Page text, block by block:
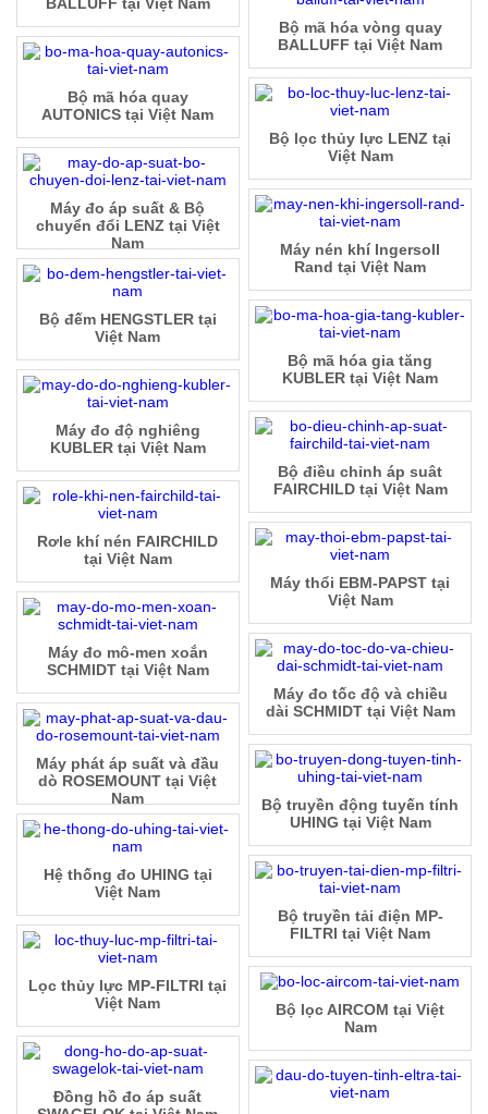
Bộ mã hóa vòng quay
BALLUFF tại Việt Nam
Bộ mã hóa quay
AUTONICS tại Việt Nam
Bộ lọc thủy lực LENZ tại
Việt Nam
Máy đo áp suất & Bộ
chuyển đổi LENZ tại Việt
Nam
Máy nén khí Ingersoll
Rand tại Việt Nam
Bộ đếm HENGSTLER tại
Việt Nam
Bộ mã hóa gia tăng
KUBLER tại Việt Nam
Máy đo độ nghiêng
KUBLER tại Việt Nam
Bộ điều chỉnh áp suât
FAIRCHILD tại Việt Nam
Rơle khí nén FAIRCHILD
tại Việt Nam
Máy thổi EBM-PAPST tại
Việt Nam
Máy đo mô-men xoắn
SCHMIDT tại Việt Nam
Máy đo tốc độ và chiều
dài SCHMIDT tại Việt Nam
Máy phát áp suất và đầu
dò ROSEMOUNT tại Việt
Nam
Bộ truyền động tuyến tính
UHING tại Việt Nam
Hệ thống đo UHING tại
Việt Nam
Bộ truyền tải điện MP-
FILTRI tại Việt Nam
Lọc thủy lực MP-FILTRI tại
Việt Nam
Bộ lọc AIRCOM tại Việt
Nam
Đồng hồ đo áp suất